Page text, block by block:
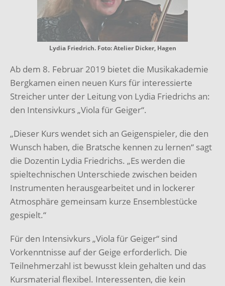
Lydia Friedrich. Foto: Atelier Dicker, Hagen
Ab dem 8. Februar 2019 bietet die Musikakademie
Bergkamen einen neuen Kurs für interessierte
Streicher unter der Leitung von Lydia Friedrichs an:
den Intensivkurs „Viola für Geiger“.
„Dieser Kurs wendet sich an Geigenspieler, die den
Wunsch haben, die Bratsche kennen zu lernen“ sagt
die Dozentin Lydia Friedrichs. „Es werden die
spieltechnischen Unterschiede zwischen beiden
Instrumenten herausgearbeitet und in lockerer
Atmosphäre gemeinsam kurze Ensemblestücke
gespielt.“
Für den Intensivkurs „Viola für Geiger“ sind
Vorkenntnisse auf der Geige erforderlich. Die
Teilnehmerzahl ist bewusst klein gehalten und das
Kursmaterial flexibel. Interessenten, die kein